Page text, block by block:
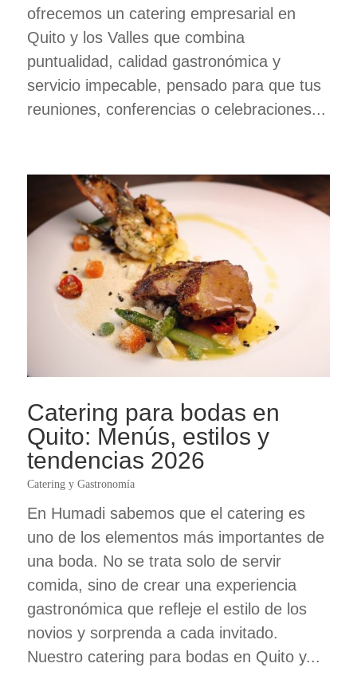
ofrecemos un catering empresarial en
Quito y los Valles que combina
puntualidad, calidad gastronómica y
servicio impecable, pensado para que tus
reuniones, conferencias o celebraciones...
Catering para bodas en
Quito: Menús, estilos y
tendencias 2026
Catering y Gastronomía
En Humadi sabemos que el catering es
uno de los elementos más importantes de
una boda. No se trata solo de servir
comida, sino de crear una experiencia
gastronómica que refleje el estilo de los
novios y sorprenda a cada invitado.
Nuestro catering para bodas en Quito y...